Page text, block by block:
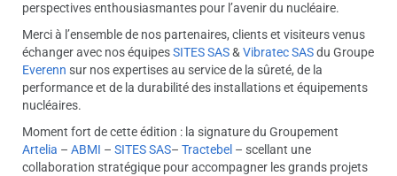
perspectives enthousiasmantes pour l’avenir du nucléaire.
Merci à l’ensemble de nos partenaires, clients et visiteurs venus
échanger avec nos équipesSITES SAS& Vibratec SASdu Groupe
Everenn sur nos expertises au service de la sûreté, de la
performance et de la durabilité des installations et équipements
nucléaires.
Moment fort de cette édition : la signature du Groupement
Artelia – ABMI – SITES SAS– Tractebel – scellant une
collaboration stratégique pour accompagner les grands projets